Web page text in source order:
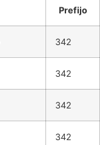
Prefijo
342
342
342
342